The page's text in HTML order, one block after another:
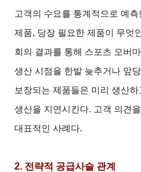
고객의 수요를 통계적으로 예
제품, 당장 필요한 제품이 무엇
회의 결과를 통해 스포츠 오버
생산 시점을 한발 늦추거나 앞
보장되는 제품들은 미리 생산
생산을 지연시킨다. 고객 의견
대표적인 사례다.
2. 전략적 공급사슬 관계